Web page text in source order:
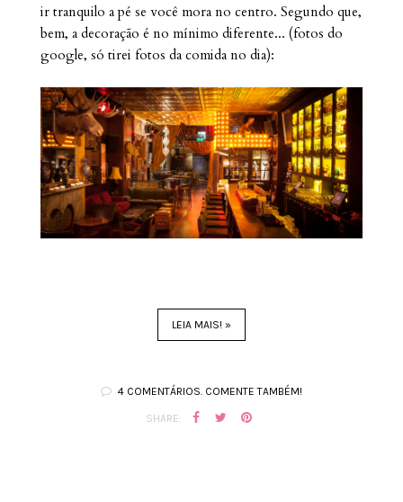
ir tranquilo a pé se você mora no centro. Segundo que,
bem, a decoração é no mínimo diferente... (fotos do
google, só tirei fotos da comida no dia):
LEIA MAIS! »
4 COMENTÁRIOS. COMENTE TAMBÉM!
SHARE: